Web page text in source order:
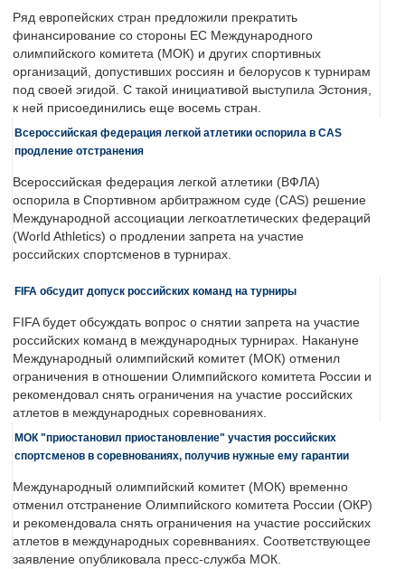
Ряд европейских стран предложили прекратить
финансирование со стороны ЕС Международного
олимпийского комитета (МОК) и других спортивных
организаций, допустивших россиян и белорусов к турнирам
под своей эгидой. С такой инициативой выступила Эстония,
к ней присоединились еще восемь стран.
Всероссийская федерация легкой атлетики оспорила в CAS
продление отстранения
Всероссийская федерация легкой атлетики (ВФЛА)
оспорила в Спортивном арбитражном суде (CAS) решение
Международной ассоциации легкоатлетических федераций
(World Athletics) о продлении запрета на участие
российских спортсменов в турнирах.
FIFA обсудит допуск российских команд на турниры
FIFA будет обсуждать вопрос о снятии запрета на участие
российских команд в международных турнирах. Накануне
Международный олимпийский комитет (МОК) отменил
ограничения в отношении Олимпийского комитета России и
рекомендовал снять ограничения на участие российских
атлетов в международных соревнованиях.
МОК "приостановил приостановление" участия российских
спортсменов в соревнованиях, получив нужные ему гарантии
Международный олимпийский комитет (МОК) временно
отменил отстранение Олимпийского комитета России (ОКР)
и рекомендовала снять ограничения на участие российских
атлетов в международных соревнваниях. Соответствующее
заявление опубликовала пресс-служба МОК.